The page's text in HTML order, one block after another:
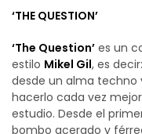
‘THE QUESTION’
‘The Question’ es un
estilo Mikel Gil, es
desde un alma techno
hacerlo cada vez
estudio. Desde el
bombo acerado y